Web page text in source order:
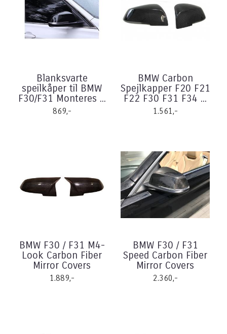
Blanksvarte
speilkåper til BMW
F30/F31 Monteres ...
869,-
BMW Carbon
Spejlkapper F20 F21
F22 F30 F31 F34 ...
1.561,-
BMW F30 / F31 M4-
Look Carbon Fiber
Mirror Covers
1.889,-
BMW F30 / F31
Speed Carbon Fiber
Mirror Covers
2.360,-